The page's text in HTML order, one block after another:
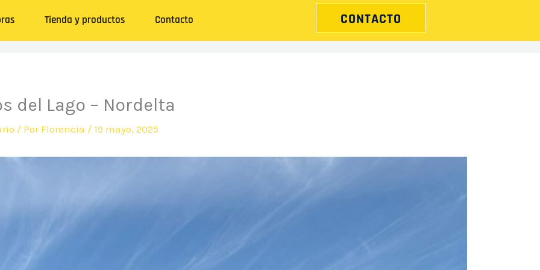
Tienda y productos Contacto CONTACTO
del Lago – Nordelta
/ Por Florencia / 19 mayo, 2025